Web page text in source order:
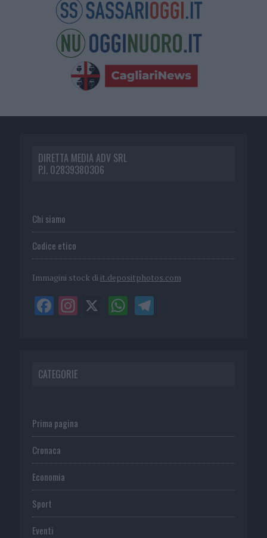
DIRETTA MEDIA ADV SRL
P.I. 02839380306
Chi siamo
Codice etico
Immagini stock di it.depositphotos.com
CATEGORIE
Prima pagina
Cronaca
Economia
Sport
Eventi